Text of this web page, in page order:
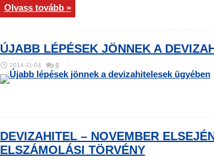
Olvass tovább »
ÚJABB LÉPÉSEK JÖNNEK A
2014-11-04 0
DEVIZAHITEL – NOVEMBER
ELSZÁMOLÁSI TÖRVÉNY